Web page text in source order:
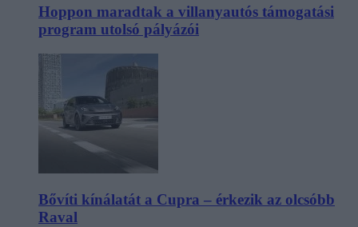
Hoppon maradtak a villanyautós támogatási
program utolsó pályázói
Bővíti kínálatát a Cupra – érkezik az olcsóbb
Raval